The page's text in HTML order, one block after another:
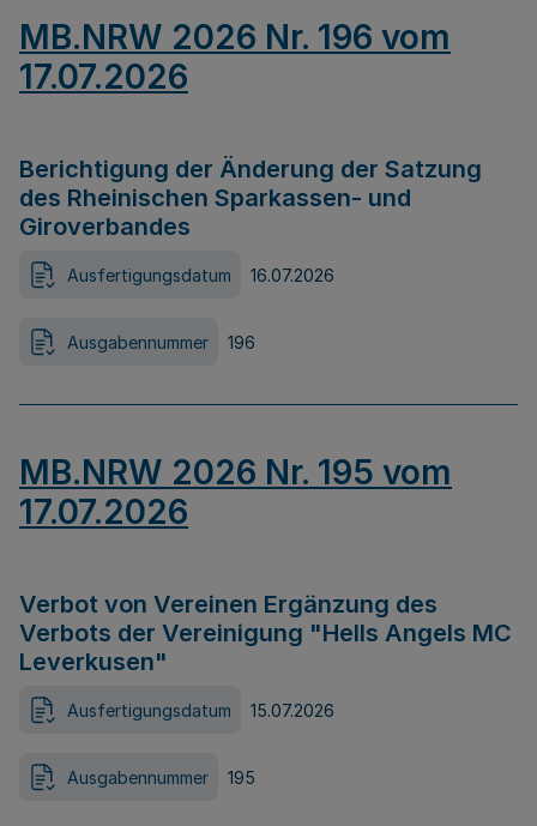
MB.NRW 2026 Nr. 196 vom
17.07.2026
Berichtigung der Änderung der Satzung
des Rheinischen Sparkassen- und
Giroverbandes
Ausfertigungsdatum 16.07.2026
Ausgabennummer 196
MB.NRW 2026 Nr. 195 vom
17.07.2026
Verbot von Vereinen Ergänzung des
Verbots der Vereinigung "Hells Angels MC
Leverkusen"
Ausfertigungsdatum 15.07.2026
Ausgabennummer 195